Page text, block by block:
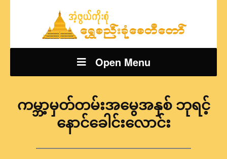
Open Menu
ကမ္ဘာ့မှတ်တမ်းအမွေအနှစ် ဘုရင့်
နောင်ခေါင်းလောင်း